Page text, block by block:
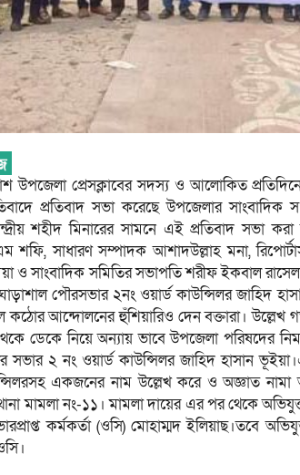
উপজেলা প্রেসক্লাবের সদস্য ও আলোকিত
প্রতিবাদ সভা করেছে উপজেলার
শহীদ মিনারের সামনে এই প্রতিবাদ সভা
শফি, সাধারণ সম্পাদক আশাদউল্লাহ মনা,
ও সাংবাদিক সমিতির সভাপতি শরীফ ইকবাল
পৌরসভার ২নং ওয়ার্ড কাউন্সিলর জাহিদ
কঠোর আন্দোলনের হুঁশিয়ারিও দেন বক্তারা। উল্লেখ
থেকে ডেকে নিয়ে অন্যায় ভাবে উপজেলা পরিষদের
২ নং ওয়ার্ড কাউন্সিলর জাহিদ হাসান
একজনের নাম উল্লেখ করে ও অজ্ঞাত
মামলা নং-১১। মামলা দায়ের এর পর থেকে
কর্মকর্তা (ওসি) মোহাম্মদ ইলিয়াছ।তবে